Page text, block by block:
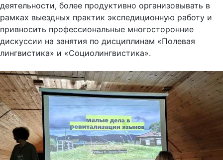
деятельности, более продуктивно организовывать в
рамках выездных практик экспедиционную работу и
привносить профессиональные многосторонние
дискуссии на занятия по дисциплинам «Полевая
лингвистика» и «Социолингвистика».